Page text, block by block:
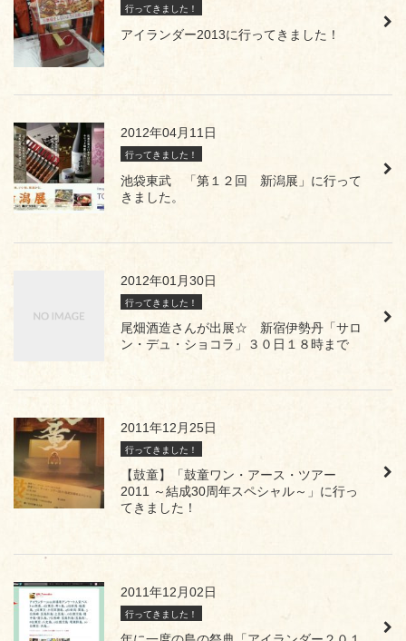
行ってきました！
アイランダー2013に行ってきました！
2012年04月11日
行ってきました！
池袋東武 「第１２回 新潟展」に行って
きました。
2012年01月30日
行ってきました！
尾畑酒造さんが出展☆ 新宿伊勢丹「サロ
ン・デュ・ショコラ」３０日１８時まで
2011年12月25日
行ってきました！
【鼓童】「鼓童ワン・アース・ツアー
2011 ～結成30周年スペシャル～」に行っ
てきました！
2011年12月02日
行ってきました！